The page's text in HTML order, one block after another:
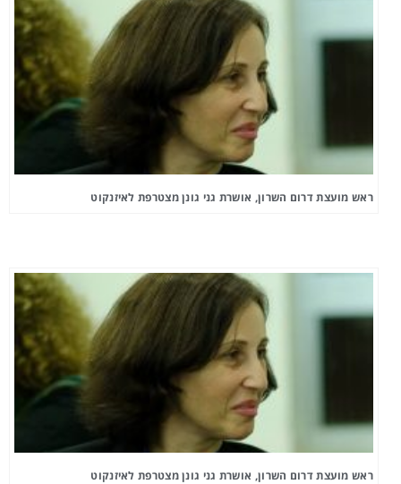
ראש מועצת דרום השרון, אושרת גני גונן מצטרפת לאיזנקוט
ראש מועצת דרום השרון, אושרת גני גונן מצטרפת לאיזנקוט